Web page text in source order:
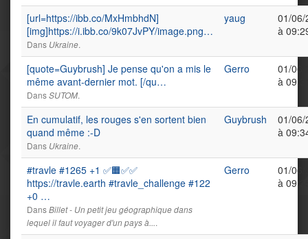
[url=https://ibb.co/MxHmbhdN]
[img]https://i.ibb.co/9k07JvPY/image.png…
Dans Ukraine.
yaug
01/06/
à
[quote=Guybrush] Je pense qu'on a mis le
même avant-dernier mot. [/qu…
DansSUTOM.
Gerro
01/06/
à
En cumulatif, les rouges s'en sortent bien
quand même :-D
Dans Ukraine.
Guybrush
01/06/
à
#travle #1265 +1 ✅🟧✅✅
https://travle.earth #travle_challenge #122
+0 …
DansBillet - Un petit jeu géographique dans
lequel il faut voyager d'un pays à....
Gerro
01/06/
à